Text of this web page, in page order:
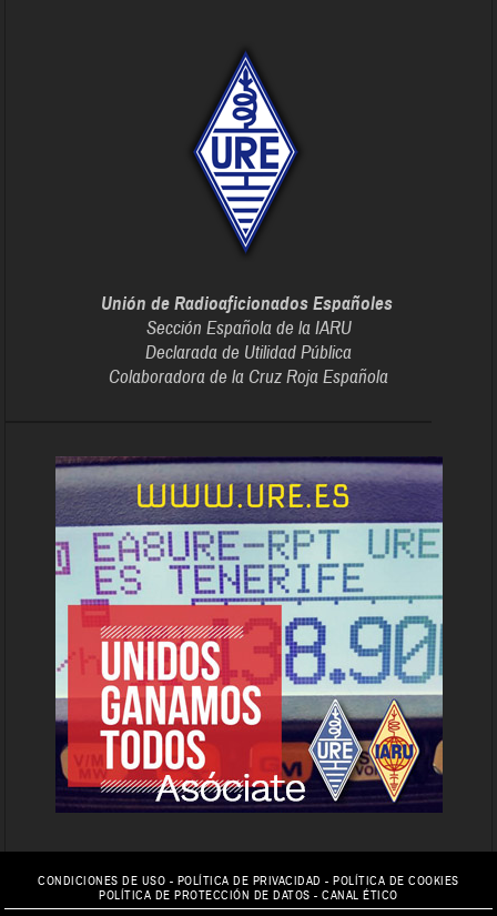
Unión de Radioaficionados Españoles
Sección Española de la IARU
Declarada de Utilidad Pública
Colaboradora de la Cruz Roja Española
CONDICIONES DE USO - POLÍTICA DE PRIVACIDAD -POLÍTICA DE COOKIES
POLÍTICA DE PROTECCIÓN DE DATOS -CANAL ÉTICO